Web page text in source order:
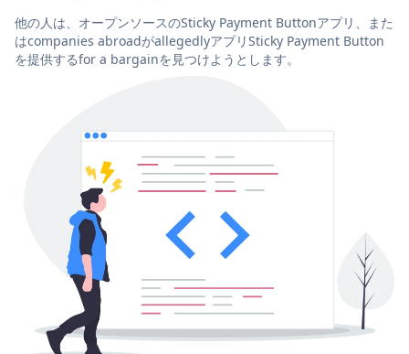
他の人は、オープンソースのSticky Payment Buttonアプリ、また
はcompanies abroadがallegedlyアプリSticky Payment Button
を提供するfor a bargainを見つけようとします。